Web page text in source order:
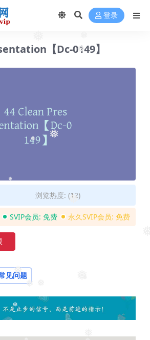
❅
❅
❅
❅
❅
❅
❅
❅
登录
【Dc-0149】
浏览热度: (12)
SVIP会员: 免费 永久SVIP会员: 免费
见问题